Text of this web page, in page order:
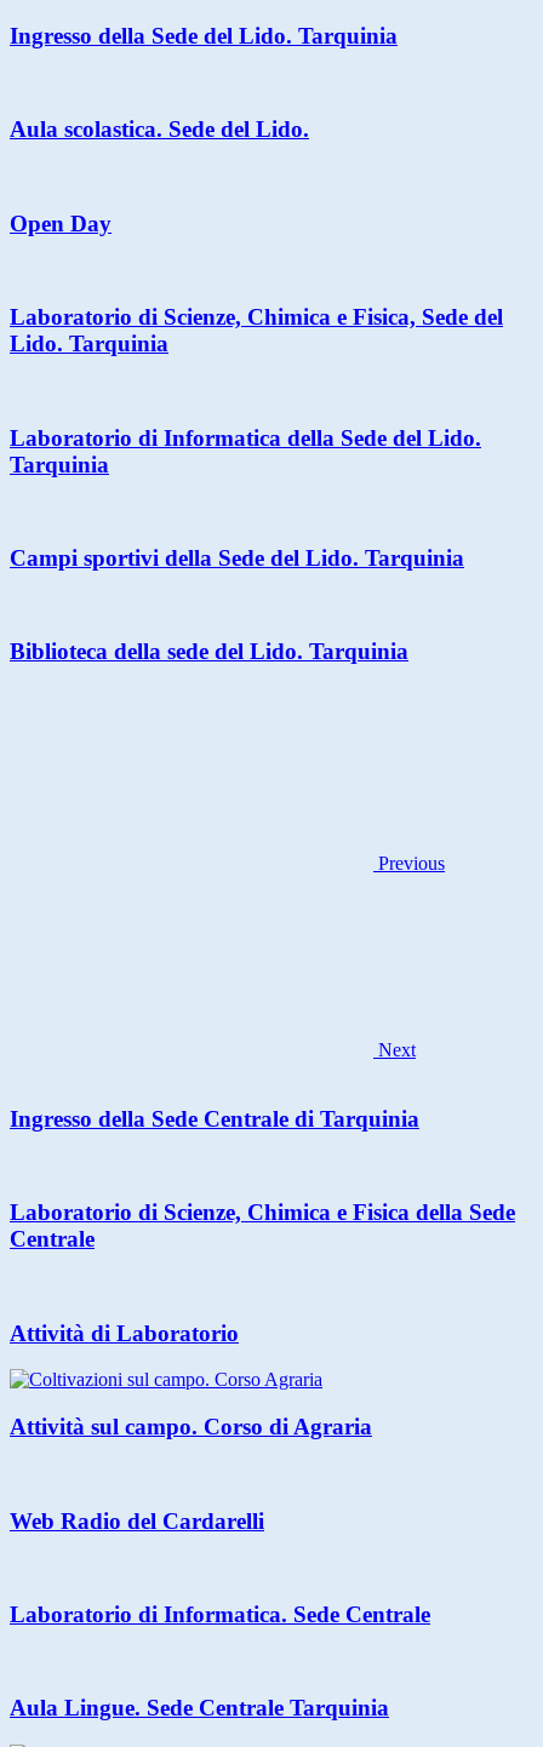
Ingresso della Sede del Lido. Tarquinia
Aula scolastica. Sede del Lido.
Open Day
Laboratorio di Scienze, Chimica e Fisica, Sede del
Lido. Tarquinia
Laboratorio di Informatica della Sede del Lido.
Tarquinia
Campi sportivi della Sede del Lido. Tarquinia
Biblioteca della sede del Lido. Tarquinia
Previous
Next
Ingresso della Sede Centrale di Tarquinia
Laboratorio di Scienze, Chimica e Fisica della Sede
Centrale
Attività di Laboratorio
Attività sul campo. Corso di Agraria
Web Radio del Cardarelli
Laboratorio di Informatica. Sede Centrale
Aula Lingue. Sede Centrale Tarquinia